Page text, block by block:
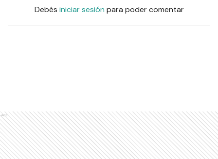
Debés iniciar sesión para poder comentar
Ads